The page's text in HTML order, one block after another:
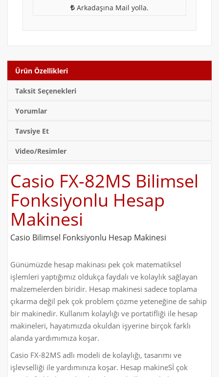
Arkadaşına Mail yolla.
Ürün Özellikleri
Taksit Seçenekleri
Yorumlar
Tavsiye Et
Video/Resimler
Casio FX-82MS Bilimsel
Fonksiyonlu Hesap
Makinesi
Casio Bilimsel Fonksiyonlu Hesap Makinesi
Günümüzde hesap makinası pek çok matematiksel
işlemleri yaptığımız oldukça faydalı ve kolaylık sağlayan
malzemelerden biridir. Hesap makinesi sadece toplama
çıkarma değil pek çok problem çözme yeteneğine de sahip
bir makinedir. Kullanım kolaylığı ve portatifliği ile hesap
makineleri, hayatımızda okuldan işyerine birçok farklı
alanda yardımımıza koşar.
Casio FX-82MS adlı modeli de kolaylığı, tasarımı ve
işlevselliği ile yardımınıza koşar. Hesap makineSİ çok